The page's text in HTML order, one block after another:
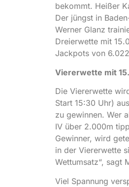
bekommt. Heißer
Der jüngst in
Werner Glanz
Dreierwette mit
Jackpots von
Viererwette mit
Die Viererwette
Start 15:30 Uhr)
zu gewinnen. Wer
IV über 2.000m
Gewinner, wird
in der Viererwette
Wettumsatz“, sagt
Viel Spannung